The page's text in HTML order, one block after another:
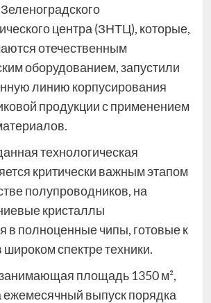
центра (ЗНТЦ), которые,
отечественным
оборудованием, запустили
линию корпусирования
продукции с применением
технологическая
критически важным этапом
полупроводников, на
кристаллы
в полноценные чипы, готовые к
спектре техники.
площадь 1350 м²,
ежемесячный выпуск порядка